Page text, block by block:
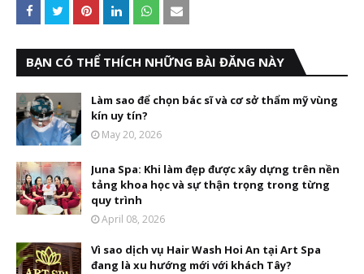
BẠN CÓ THỂ THÍCH NHỮNG BÀI ĐĂNG NÀY
Làm sao để chọn bác sĩ và cơ sở thẩm mỹ vùng
kín uy tín?
May 20, 2026
Juna Spa: Khi làm đẹp được xây dựng trên nền
tảng khoa học và sự thận trọng trong từng
quy trình
April 08, 2026
Vì sao dịch vụ Hair Wash Hoi An tại Art Spa
đang là xu hướng mới với khách Tây?